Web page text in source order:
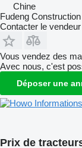
Chine
Fudeng
Contacter le vendeur
Vous vendez des
Avec nous, c'est
Déposer une
Prix de